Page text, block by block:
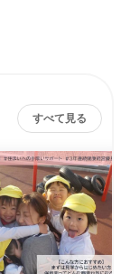
すべて見る